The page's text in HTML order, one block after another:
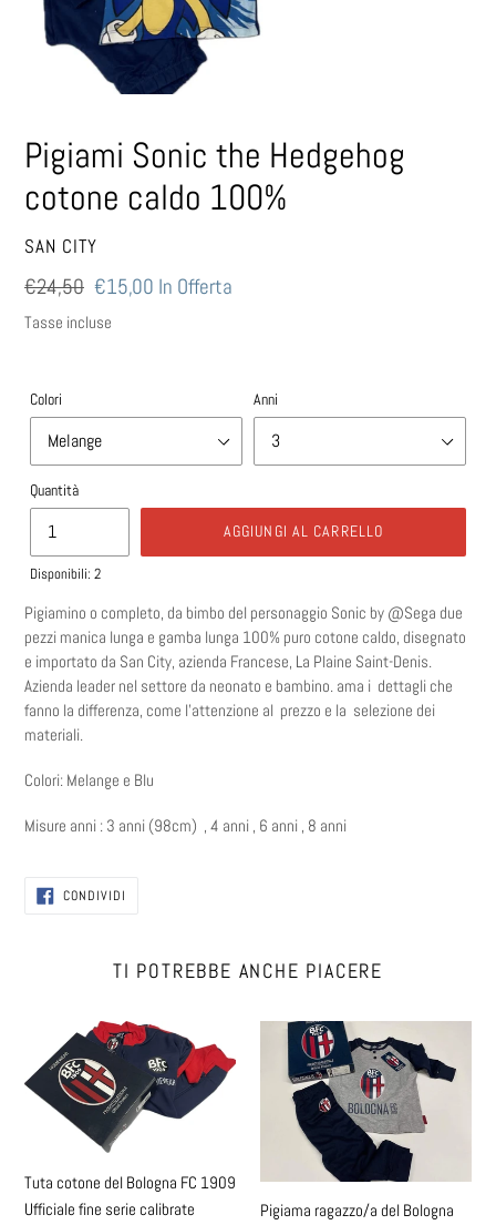
Pigiami Sonic the Hedgehog
cotone caldo 100%
VENDITORE
SAN CITY
Prezzo
di
€24,50 Prezzo
scontato
€15,00 In Offerta
Tasse incluse
Colori Anni
Quantità
Disponibili: 2
AGGIUNGI AL CARRELLO
Pigiamino o completo, da bimbo del personaggio Sonic by @Sega due
pezzi manica lunga e gamba lunga 100% puro cotone caldo, disegnato
e importato da San City, azienda Francese, La Plaine Saint-Denis.
Azienda leader nel settore da neonato e bambino. ama i dettagli che
fanno la differenza, come l'attenzione al prezzo e la selezione dei
materiali.
Colori: Melange e Blu
Misure anni : 3 anni (98cm) , 4 anni , 6 anni , 8 anni
CONDIVIDI
TI POTREBBE ANCHE PIACERE
cotone
del
Bologna
Ufficiale
fine
Tuta cotone del Bologna FC 1909
Ufficiale fine serie calibrate
Pigiama
ragazzo/a
Bologna
licenza
Pigiama ragazzo/a del Bologna